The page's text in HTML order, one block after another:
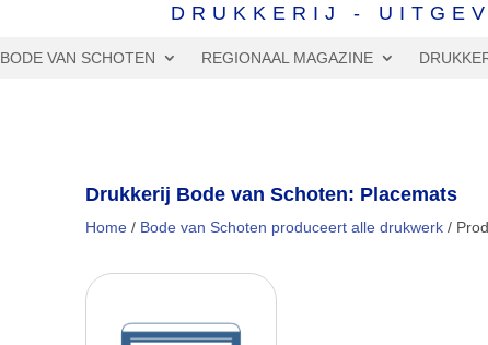
DRUKKERIJ -
BODE VAN SCHOTEN REGIONAAL MAGAZINE
Drukkerij Bode van Schoten: Placemats
Home/ Bode van Schoten produceert alle drukwerk/